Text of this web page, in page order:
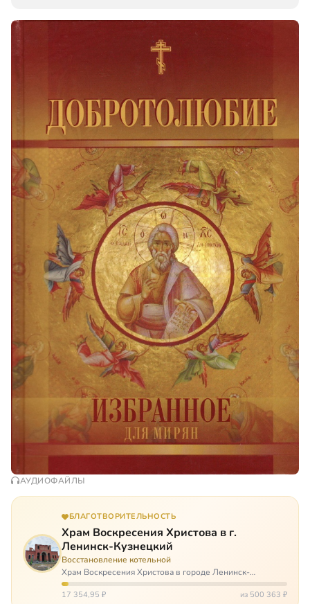
АУДИОФАЙЛЫ
БЛАГОТВОРИТЕЛЬНОСТЬ
Храм Воскресения Христова в г.
Ленинск-Кузнецкий
Восстановление котельной
Храм Воскресения Христова в городе Ленинск-
Кузнецкий в Кемеровской области – совсем новый, он
открылся всего 20 назад. И сейчас храм может вообще
17 354,95 ₽ из 500 363 ₽